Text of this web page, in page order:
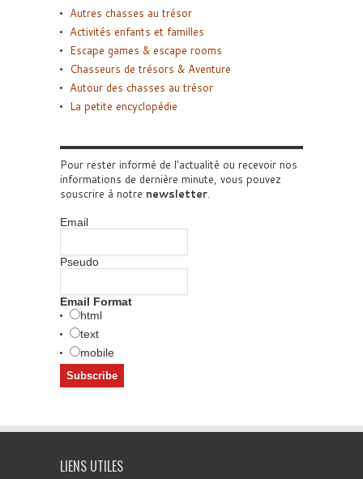
Autres chasses au trésor
Activités enfants et familles
Escape games & escape rooms
Chasseurs de trésors & Aventure
Autour des chasses au trésor
La petite encyclopédie
Pour rester informé de l'actualité ou recevoir nos
informations de dernière minute, vous pouvez
souscrire à notre newsletter.
Email
Pseudo
Email Format
html
text
mobile
LIENS UTILES